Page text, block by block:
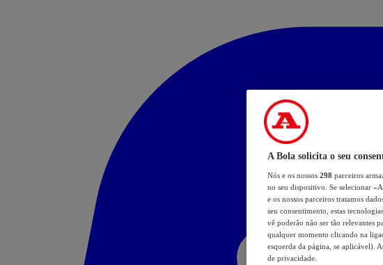
A Bola solicita o seu
Nós e os nossos 298 parceiros
no seu dispositivo. Se selecionar
e os nossos parceiros tratamos
seu consentimento, estas
vê poderão não ser tão relevantes
qualquer momento clicando na
esquerda da página, se aplicável).
de privacidade.